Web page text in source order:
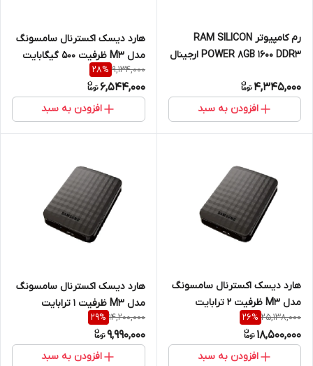
رم کامپیوتر RAM SILICON
POWER 8GB 1600 DDR3 ارجینال
4,345,000
افزودن به سبد
هارد دیسک اکسترنال سامسونگ
مدل M3 ظرفیت 500 گیگابایت
یکسال گارانتی داده پردازان
9,134,000
28%
6,544,000
افزودن به سبد
هارد دیسک اکسترنال سامسونگ
مدل M3 ظرفیت 2 ترابایت
یکسال گارانتی داده پردازان
25,138,000
26%
18,500,000
افزودن به سبد
هارد دیسک اکسترنال سامسونگ
مدل M3 ظرفیت 1 ترابایت
یکسال گارانتی داده پردازان
14,200,000
29%
9,990,000
افزودن به سبد